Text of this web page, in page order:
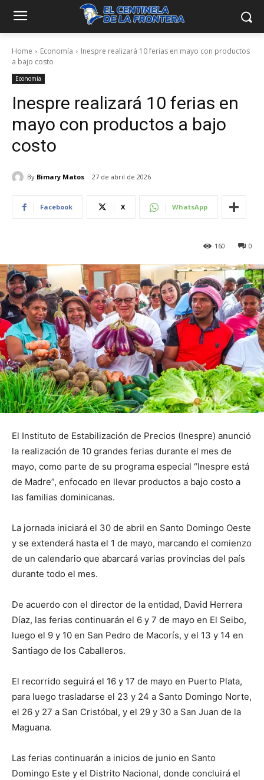
Home Economía
Inespre realizará 10 ferias en mayo con productos
a bajo costo
Economía
Inespre realizará 10 ferias en
mayo con productos a bajo
costo
By Bimary Matos 27 de abril de 2026
Facebook X WhatsApp
0
160
El Instituto de Estabilización de Precios (Inespre) anunció
la realización de 10 grandes ferias durante el mes de
mayo, como parte de su programa especial “Inespre está
de Madre”, enfocado en llevar productos a bajo costo a
las familias dominicanas.
La jornada iniciará el 30 de abril en Santo Domingo Oeste
y se extenderá hasta el 1 de mayo, marcando el comienzo
de un calendario que abarcará varias provincias del país
durante todo el mes.
De acuerdo con el director de la entidad, David Herrera
Díaz, las ferias continuarán el 6 y 7 de mayo en El Seibo,
luego el 9 y 10 en San Pedro de Macorís, y el 13 y 14 en
Santiago de los Caballeros.
El recorrido seguirá el 16 y 17 de mayo en Puerto Plata,
para luego trasladarse el 23 y 24 a Santo Domingo Norte,
el 26 y 27 a San Cristóbal, y el 29 y 30 a San Juan de la
Maguana.
Las ferias continuarán a inicios de junio en Santo
Domingo Este y el Distrito Nacional, donde concluirá el